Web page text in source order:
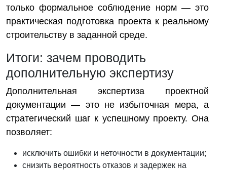
только формальное соблюдение норм — это
практическая подготовка проекта к реальному
строительству в заданной среде.
Итоги: зачем проводить
дополнительную экспертизу
Дополнительная экспертиза проектной
документации — это не избыточная мера, а
стратегический шаг к успешному проекту. Она
позволяет:
исключить ошибки и неточности в документации;
снизить вероятность отказов и задержек на